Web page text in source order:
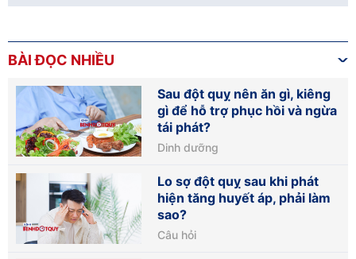
BÀI ĐỌC NHIỀU
Sau đột quỵ nên ăn gì, kiêng
gì để hỗ trợ phục hồi và ngừa
tái phát?
Dinh dưỡng
Lo sợ đột quỵ sau khi phát
hiện tăng huyết áp, phải làm
sao?
Câu hỏi